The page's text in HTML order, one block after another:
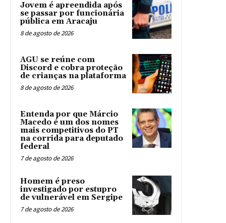
Jovem é apreendida após
se passar por funcionária
pública em Aracaju
8 de agosto de 2026
AGU se reúne com
Discord e cobra proteção
de crianças na plataforma
8 de agosto de 2026
Entenda por que Márcio
Macedo é um dos nomes
mais competitivos do PT
na corrida para deputado
federal
7 de agosto de 2026
Homem é preso
investigado por estupro
de vulnerável em Sergipe
7 de agosto de 2026